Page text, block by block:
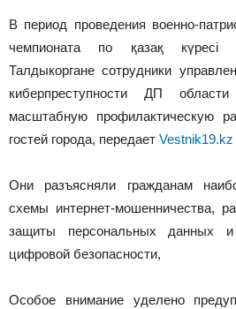
В период проведения военно-
чемпионата по қазақ
Талдыкоргане сотрудники
киберпреступности ДП
масштабную профилактическую
гостей города, передает Vestnik19.kz
Они разъясняли гражданам
схемы интернет-мошенничества,
защиты персональных данных
цифровой безопасности,
Особое внимание уделено